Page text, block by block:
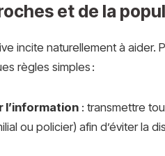
et de la
incite naturellement à aider.
règles simples :
l’information: transmettre
ou policier) afin d’éviter la